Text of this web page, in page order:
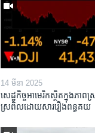
14 មីនា 2025
សេដ្ឋកិច្ច​អាមេរិក​ស្ថិត​ក្នុង​ភាព
ស្រពិល​ដោយសារ​រឿង​ពន្ធគយ